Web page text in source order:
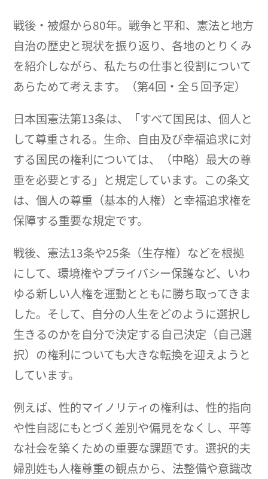
戦後・被爆から80年。戦争と平和、憲法と地方
自治の歴史と現状を振り返り、各地のとりくみ
を紹介しながら、私たちの仕事と役割について
あらためて考えます。（第4回・全５回予定）
日本国憲法第13条は、「すべて国民は、個人と
して尊重される。生命、自由及び幸福追求に対
する国民の権利については、（中略）最大の尊
重を必要とする」と規定しています。この条文
は、個人の尊重（基本的人権）と幸福追求権を
保障する重要な規定です。
戦後、憲法13条や25条（生存権）などを根拠
にして、環境権やプライバシー保護など、いわ
ゆる新しい人権を運動とともに勝ち取ってきま
した。そして、自分の人生をどのように選択し
生きるのかを自分で決定する自己決定（自己選
択）の権利についても大きな転換を迎えようと
しています。
例えば、性的マイノリティの権利は、性的指向
や性自認にもとづく差別や偏見をなくし、平等
な社会を築くための重要な課題です。選択的夫
婦別姓も人権尊重の観点から、法整備や意識改